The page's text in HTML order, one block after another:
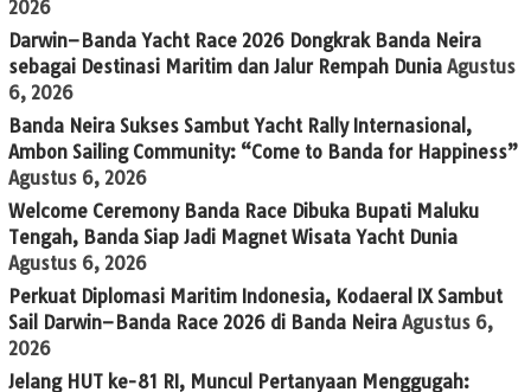
2026
Darwin–Banda Yacht Race 2026 Dongkrak Banda Neira
sebagai Destinasi Maritim dan Jalur Rempah Dunia Agustus
6, 2026
Banda Neira Sukses Sambut Yacht Rally Internasional,
Ambon Sailing Community: “Come to Banda for Happiness”
Agustus 6, 2026
Welcome Ceremony Banda Race Dibuka Bupati Maluku
Tengah, Banda Siap Jadi Magnet Wisata Yacht Dunia
Agustus 6, 2026
Perkuat Diplomasi Maritim Indonesia, Kodaeral IX Sambut
Sail Darwin–Banda Race 2026 di Banda Neira Agustus 6,
2026
Jelang HUT ke-81 RI, Muncul Pertanyaan Menggugah: